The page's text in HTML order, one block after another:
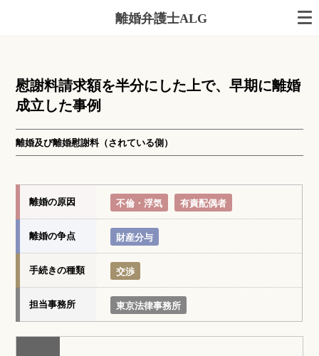
離婚弁護士ALG
慰謝料請求額を半分にした上で、早期に離婚
成立した事例
離婚及び離婚慰謝料（されている側）
離婚の原因 不倫・浮気 有責配偶者
離婚の争点 財産分与
手続きの種類 交渉
担当事務所 東京法律事務所